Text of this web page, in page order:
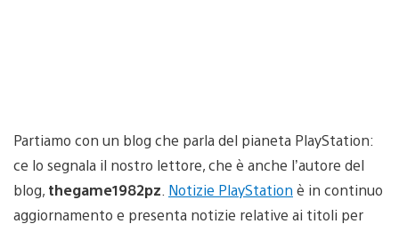
Partiamo con un blog che parla del pianeta PlayStation:
ce lo segnala il nostro lettore, che è anche l’autore del
blog, thegame1982pz Notizie PlayStation è in continuo
aggiornamento e presenta notizie relative ai titoli per